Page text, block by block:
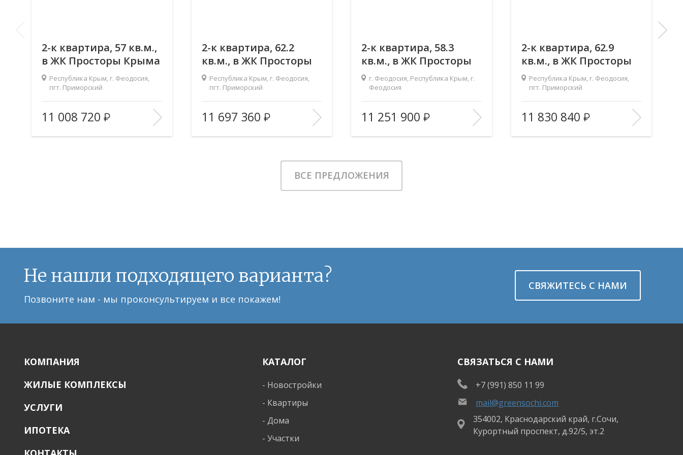
2-к квартира, 57 кв.м.,
в ЖК Просторы Крыма
Республика Крым, г. Феодосия,
пгт. Приморский
Площадь (общ/жил/
кух), м2 :
57.04/29.17/13.97
11 008 720
2-к квартира, 62.2
кв.м., в ЖК Просторы
Крыма
Республика Крым, г. Феодосия,
пгт. Приморский
Площадь (общ/жил/
кух), м2 :
62.22/33.43/14.81
11 697 360
2-к квартира, 58.3
кв.м., в ЖК Просторы
Крыма
г. Феодосия, Республика Крым, г.
Феодосия
Площадь (общ/жил/
кух), м2 :
58.3/30.44/13.97
В ИЗБРАННОЕ
11 251 900
2-к квартира, 62.9
кв.м., в ЖК Просторы
Крыма
Республика Крым, г. Феодосия,
пгт. Приморский
Площадь (общ/жил/
кух), м2 :
62.93/29.26/12.61
11 830 840
ВСЕ ПРЕДЛОЖЕНИЯ
Не нашли подходящего варианта?
Позвоните нам - мы проконсультируем и все покажем!
СВЯЖИТЕСЬ С НАМИ
КОМПАНИЯ
ЖИЛЫЕ КОМПЛЕКСЫ
УСЛУГИ
ИПОТЕКА
КАТАЛОГ
- Новостройки
- Квартиры
-Дома
-Участки
СВЯЗАТЬСЯ С НАМИ
+7 (991) 850 11 99
mail@greensochi.com
354002, Краснодарский край, г.Сочи,
Курортный проспект, д.92/5, эт.2